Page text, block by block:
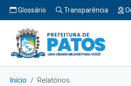
Glossário Transparência
Início Relatórios